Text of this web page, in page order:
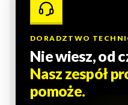
DORADZTWO
Nie wiesz, od
Nasz zespół
pomoże.